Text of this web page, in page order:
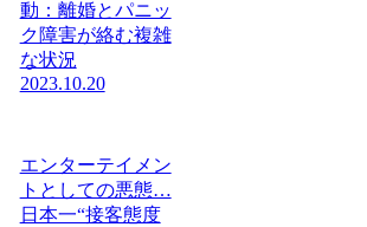
動：離婚とパニッ
ク障害が絡む複雑
な状況
2023.10.20
エンターテイメン
トとしての悪態…
日本一“接客態度